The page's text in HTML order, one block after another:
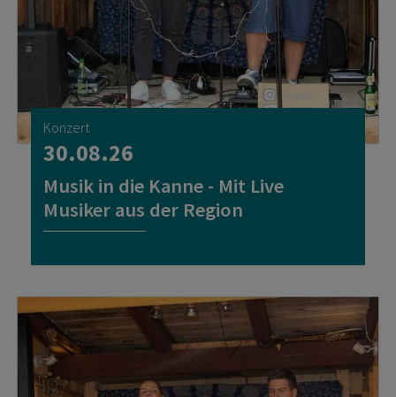
Konzert
30.08.26
Musik in die Kanne - Mit Live
Musiker aus der Region